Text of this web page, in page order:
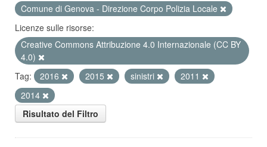
Comune di Genova - Direzione Corpo Polizia Locale
Licenze sulle risorse:
Creative Commons Attribuzione 4.0 Internazionale (CC BY
4.0)
Tag:
2016 2015 sinistri
2011
2014
Risultato del Filtro